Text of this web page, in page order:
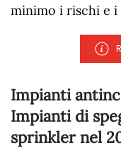
minimo i rischi e i
Impianti
Impianti di
sprinkler nel